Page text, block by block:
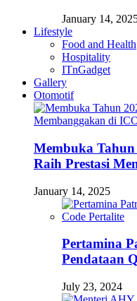
January 14,
Lifestyle
Food and Health
Hospitality
ITnGadget
Gallery
Otomotif
Membuka
Raih Prestasi
January 14, 2025
Pertamina
Pendataan
July 23, 2024